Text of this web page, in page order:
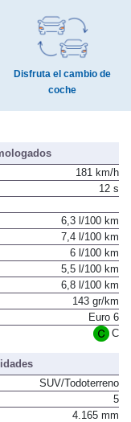
Disfruta el cambio de
coche
181 km/h
12 s
6,3 l/100 km
7,4 l/100 km
6 l/100 km
5,5 l/100 km
6,8 l/100 km
143 gr/km
Euro 6
C
SUV/Todoterreno
5
4.165 mm